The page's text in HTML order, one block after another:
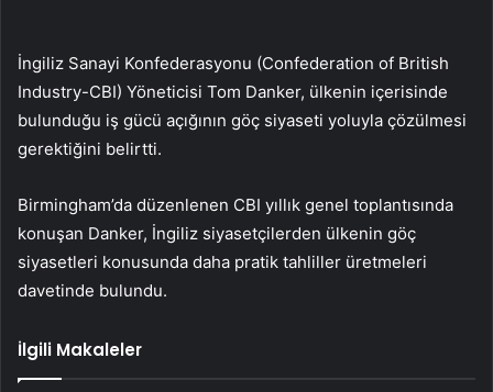
İngiliz Sanayi Konfederasyonu (Confederation of British
Industry-CBI) Yöneticisi Tom Danker, ülkenin içerisinde
bulunduğu iş gücü açığının göç siyaseti yoluyla çözülmesi
gerektiğini belirtti.
Birmingham’da düzenlenen CBI yıllık genel toplantısında
konuşan Danker, İngiliz siyasetçilerden ülkenin göç
siyasetleri konusunda daha pratik tahliller üretmeleri
davetinde bulundu.
İlgili Makaleler